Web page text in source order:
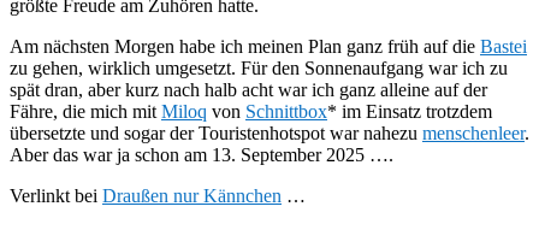
größte Freude am Zuhören hatte.
Am nächsten Morgen habe ich meinen Plan ganz früh auf die Bastei
zu gehen, wirklich umgesetzt. Für den Sonnenaufgang war ich zu
spät dran, aber kurz nach halb acht war ich ganz alleine auf der
Fähre, die mich mitMiloq von Schnittbox* im Einsatz trotzdem
übersetzte und sogar der Touristenhotspot war nahezu menschenleer.
Aber das war ja schon am 13. September 2025 ….
Verlinkt bei Draußen nur Kännchen …